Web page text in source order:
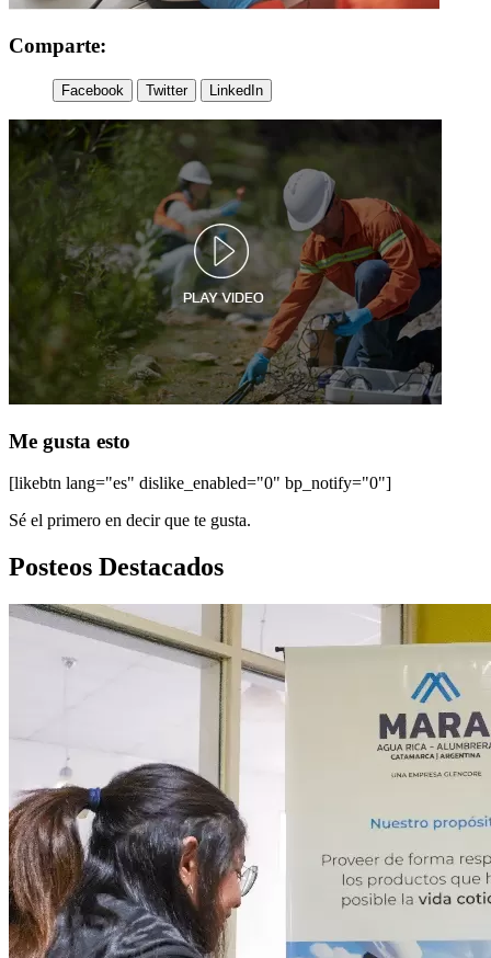
Comparte:
Facebook Twitter LinkedIn
Me gusta esto
[likebtn lang="es" dislike_enabled="0" bp_notify="0"]
Sé el primero en decir que te gusta.
Posteos Destacados